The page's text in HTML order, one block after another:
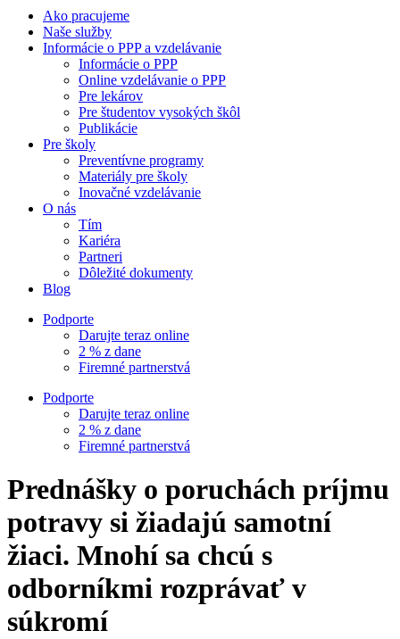
Ako pracujeme
Naše služby
Informácie o PPP a vzdelávanie
Informácie o PPP
Online vzdelávanie o PPP
Pre lekárov
Pre študentov vysokých škôl
Publikácie
Pre školy
Preventívne programy
Materiály pre školy
Inovačné vzdelávanie
O nás
Tím
Kariéra
Partneri
Dôležité dokumenty
Blog
Podporte
Darujte teraz online
2 % z dane
Firemné partnerstvá
Podporte
Darujte teraz online
2 % z dane
Firemné partnerstvá
Prednášky o poruchách príjmu
potravy si žiadajú samotní
žiaci. Mnohí sa chcú s
odborníkmi rozprávať v
súkromí